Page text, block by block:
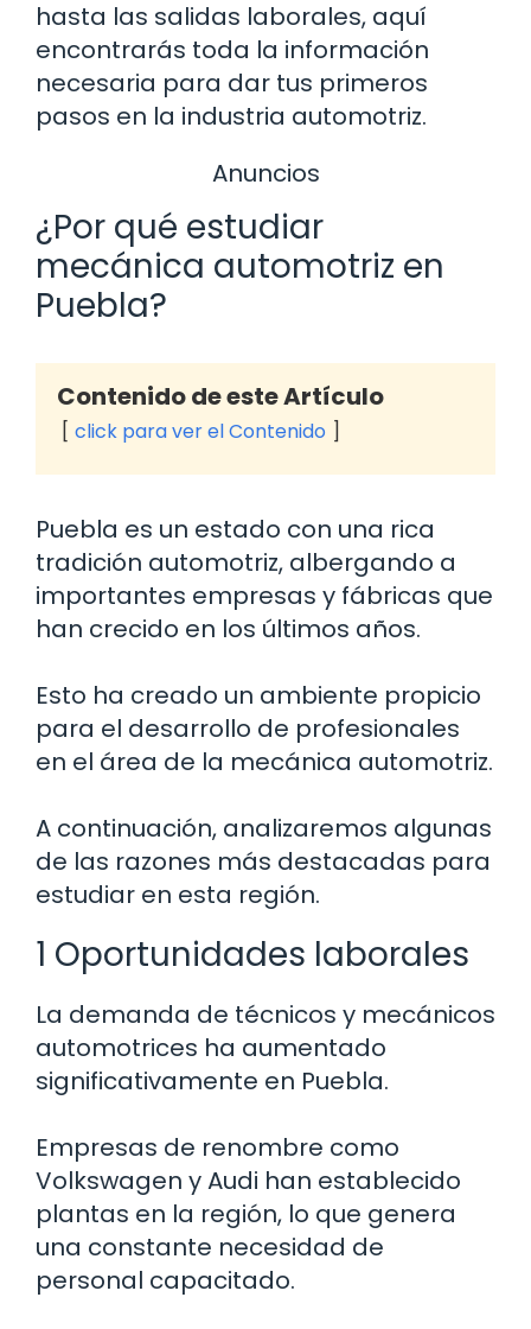
hasta las salidas laborales, aquí
encontrarás toda la información
necesaria para dar tus primeros
pasos en la industria automotriz.
Anuncios
¿Por qué estudiar
mecánica automotriz en
Puebla?
Contenido de este Artículo
click para ver el Contenido
Puebla es un estado con una rica
tradición automotriz, albergando a
importantes empresas y fábricas que
han crecido en los últimos años.
Esto ha creado un ambiente propicio
para el desarrollo de profesionales
en el área de la mecánica automotriz.
A continuación, analizaremos algunas
de las razones más destacadas para
estudiar en esta región.
1 Oportunidades laborales
La demanda de técnicos y mecánicos
automotrices ha aumentado
significativamente en Puebla.
Empresas de renombre como
Volkswagen y Audi han establecido
plantas en la región, lo que genera
una constante necesidad de
personal capacitado.